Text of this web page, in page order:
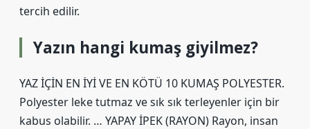
tercih edilir.
Yazın hangi kumaş giyilmez?
YAZ İÇİN EN İYİ VE EN KÖTÜ 10 KUMAŞ POLYESTER.
Polyester leke tutmaz ve sık sık terleyenler için bir
kabus olabilir. … YAPAY İPEK (RAYON) Rayon, insan